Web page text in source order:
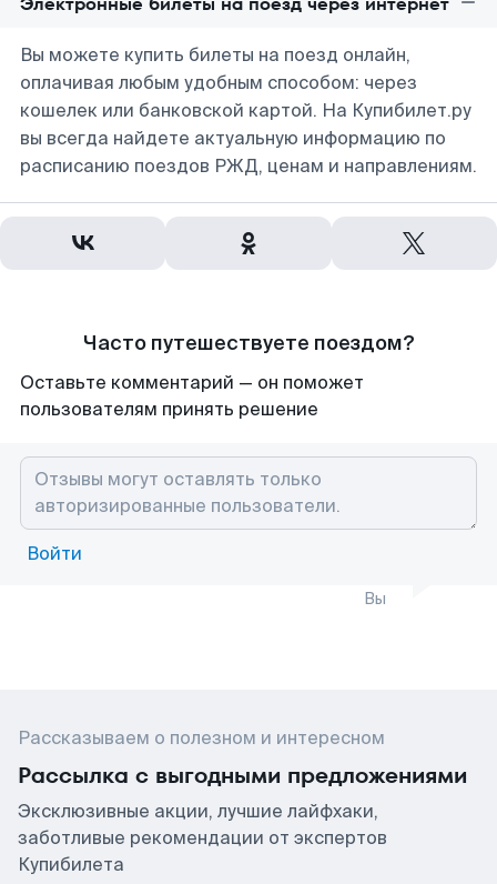
Вы можете купить билеты на поезд онлайн,
оплачивая любым удобным способом: через
кошелек или банковской картой. На Купибилет.ру
вы всегда найдете актуальную информацию по
расписанию поездов РЖД, ценам и направлениям.
Часто путешествуете поездом?
Оставьте комментарий — он поможет
пользователям принять решение
Войти
Вы
Рассказываем о полезном и интересном
Рассылка с выгодными предложениями
Эксклюзивные акции, лучшие лайфхаки,
заботливые рекомендации от экспертов
Купибилета